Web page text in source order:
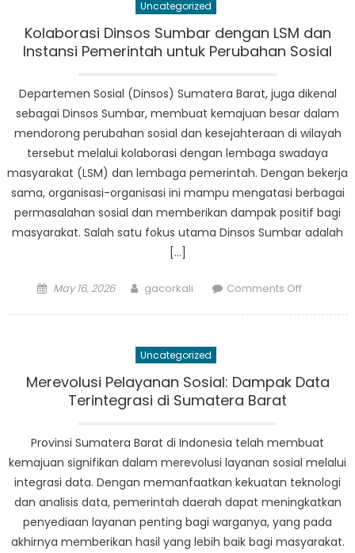
Welfare:
A
at
Dinas
Sosial
Sumatera
Barat
Uncategorized
Kolaborasi Dinsos Sumbar dengan LSM dan
Instansi Pemerintah untuk Perubahan Sosial
Departemen Sosial (Dinsos) Sumatera Barat, juga dikenal
sebagai Dinsos Sumbar, membuat kemajuan besar dalam
mendorong perubahan sosial dan kesejahteraan di wilayah
tersebut melalui kolaborasi dengan lembaga swadaya
masyarakat (LSM) dan lembaga pemerintah. Dengan bekerja
sama, organisasi-organisasi ini mampu mengatasi berbagai
permasalahan sosial dan memberikan dampak positif bagi
masyarakat. Salah satu fokus utama Dinsos Sumbar adalah
[…]
Posted
May 16, 2026 Author
gacorkali Comments Offon
LSM
untuk
Sosial
Uncategorized
Merevolusi Pelayanan Sosial: Dampak Data
Terintegrasi di Sumatera Barat
Provinsi Sumatera Barat di Indonesia telah membuat
kemajuan signifikan dalam merevolusi layanan sosial melalui
integrasi data. Dengan memanfaatkan kekuatan teknologi
dan analisis data, pemerintah daerah dapat meningkatkan
penyediaan layanan penting bagi warganya, yang pada
akhirnya memberikan hasil yang lebih baik bagi masyarakat.